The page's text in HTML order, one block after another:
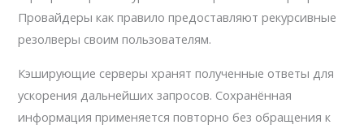
Провайдеры как правило предоставляют рекурсивные
резолверы своим пользователям.
Кэширующие серверы хранят полученные ответы для
ускорения дальнейших запросов. Сохранённая
информация применяется повторно без обращения к